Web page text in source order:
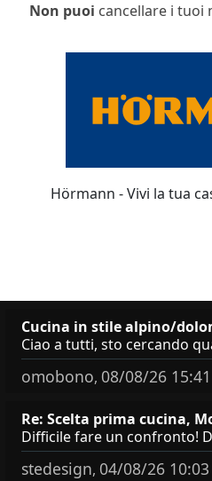
Non puoi cancellare i tuoi
Hörmann - Vivi la tua
Cucina in stile alpino/
omobono, 08/08/26 15:41
Re: Scelta prima cucina,
stedesign, 04/08/26 10:03